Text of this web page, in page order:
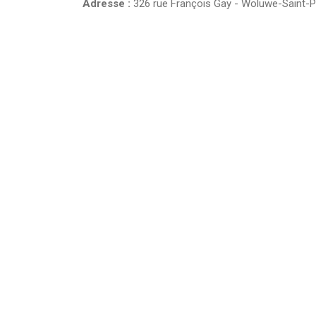
Adresse : 326 rue François Gay - Woluwe-Saint-